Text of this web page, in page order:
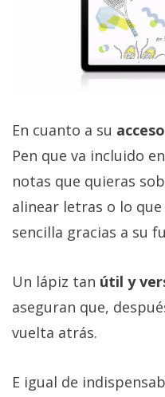
En cuanto a su
Pen que va incluido
notas que quieras
alinear letras o lo
sencilla gracias a su
Un lápiz tan útil y
aseguran que,
vuelta atrás.
E igual de